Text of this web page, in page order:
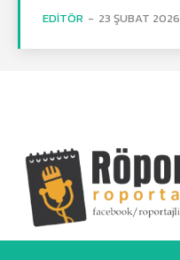
EDITÖR - 23 ŞUBAT 2026